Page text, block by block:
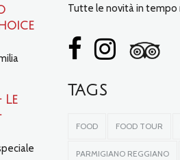
Tutte le novità in tempo
TAGS
FOOD FOOD TOUR
PARMIGIANO REGGIANO